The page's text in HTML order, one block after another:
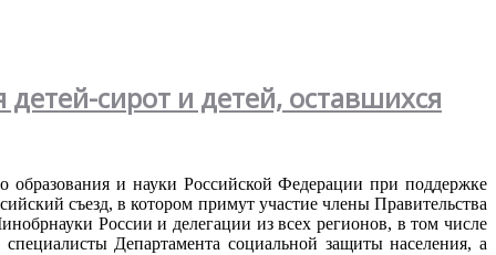
сирот и детей, оставшихся
образованияи науки Российской Федерации приподдержке
съезд, вкотором примут участие члены Правительства
России и делегации из всех регионов, в том числе
специалисты Департамента социальной защиты населения, а